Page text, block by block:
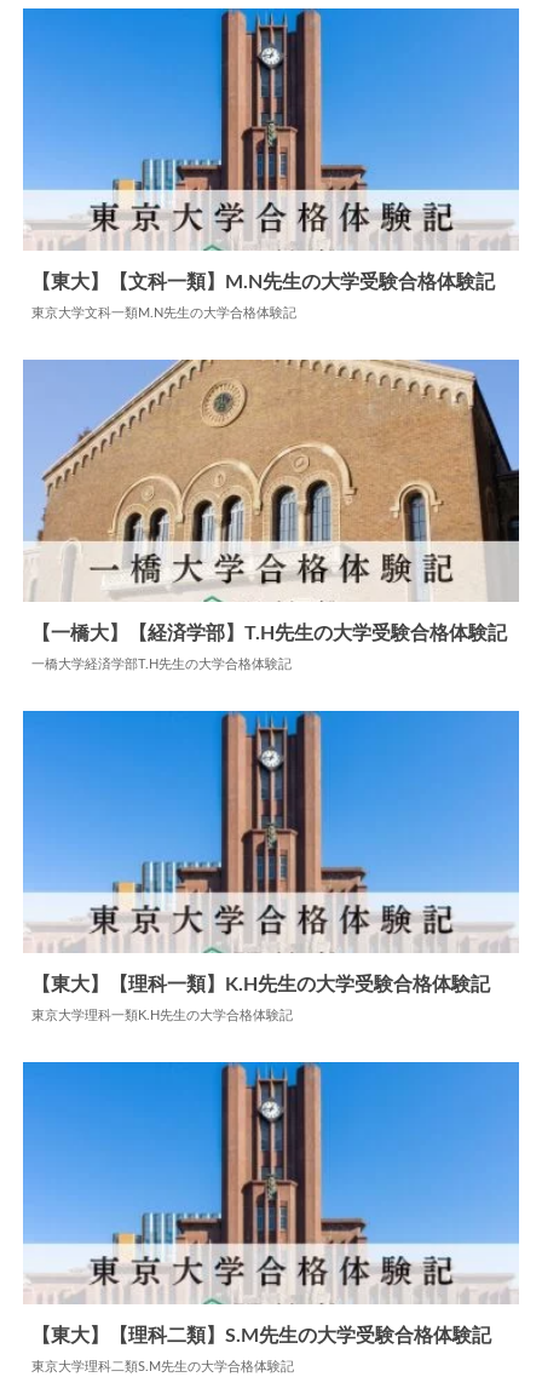
【東大】【文科一類】M.N先生の大学受験合格体験記
東京大学文科一類M.N先生の大学合格体験記
【一橋大】【経済学部】T.H先生の大学受験合格体験記
一橋大学経済学部T.H先生の大学合格体験記
【東大】【理科一類】K.H先生の大学受験合格体験記
東京大学理科一類K.H先生の大学合格体験記
【東大】【理科二類】S.M先生の大学受験合格体験記
東京大学理科二類S.M先生の大学合格体験記